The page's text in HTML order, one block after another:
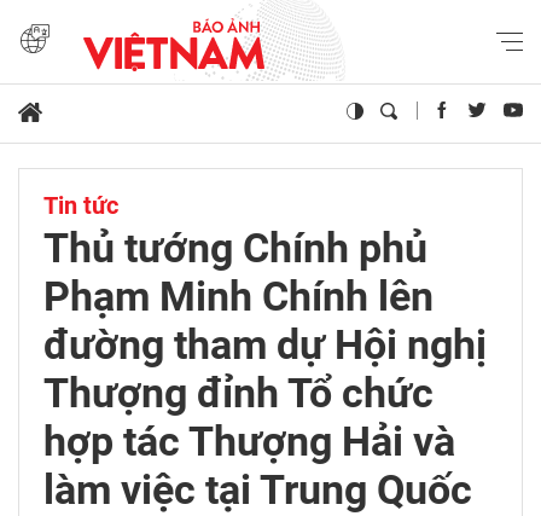
Tin tức
Thủ tướng Chính phủ
Phạm Minh Chính lên
đường tham dự Hội nghị
Thượng đỉnh Tổ chức
hợp tác Thượng Hải và
làm việc tại Trung Quốc